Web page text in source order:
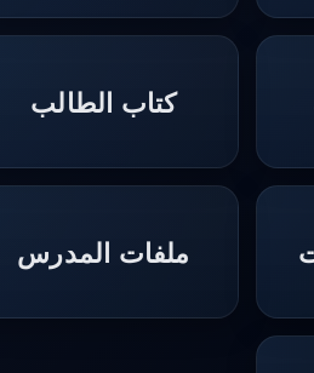
كتاب الطالب
ملفات المدرس